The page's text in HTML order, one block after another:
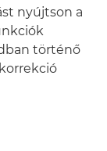
nyújtson a
történő